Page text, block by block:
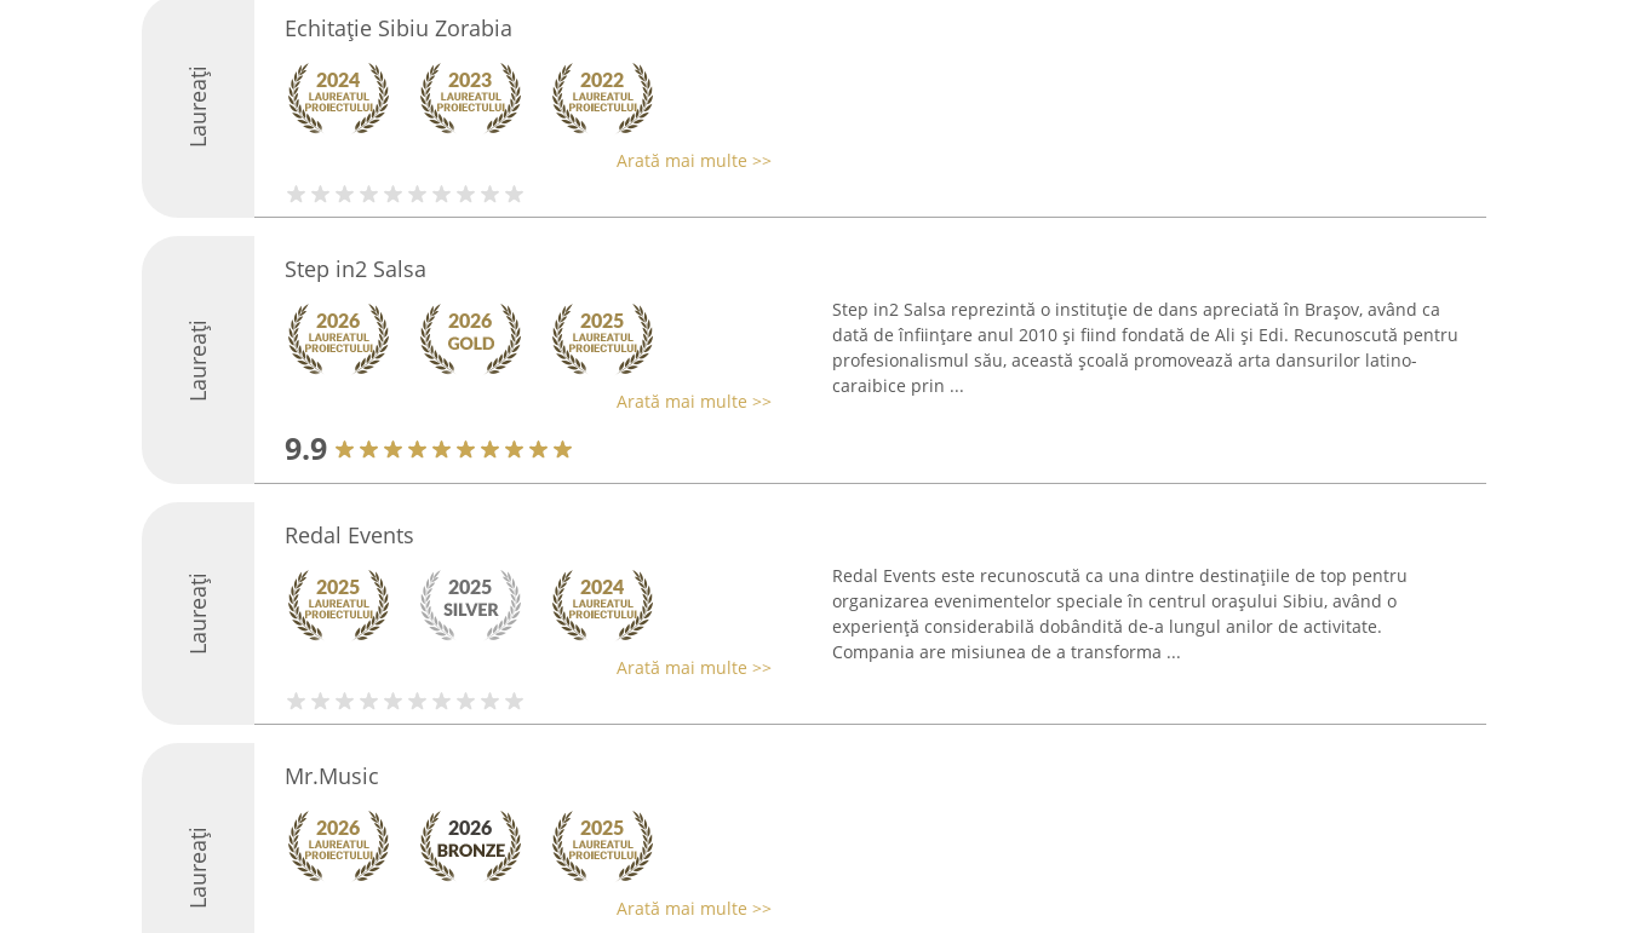
Laureați
Echitație Sibiu Zorabia
Arată mai multe >>
Laureați
Step in2 Salsa
Arată mai multe >>
9.9
Step in2 Salsa reprezintă o instituție de dans apreciată în Brașov, având ca
dată de înființare anul 2010 și fiind fondată de Ali și Edi. Recunoscută pentru
profesionalismul său, această școală promovează arta dansurilor latino-
caraibice prin ...
Laureați
Redal Events
Arată mai multe >>
Redal Events este recunoscută ca una dintre destinațiile de top pentru
organizarea evenimentelor speciale în centrul orașului Sibiu, având o
experiență considerabilă dobândită de-a lungul anilor de activitate.
Compania are misiunea de a transforma ...
Laureați
Mr.Music
Arată mai multe >>